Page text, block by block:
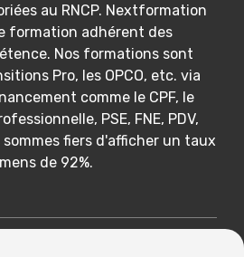
au RNCP. Nextformation
formation adhérent des
Nos formations sont
Pro, les OPCO, etc. via
comme le CPF, le
PSE, FNE, PDV,
sommes fiers d'afficher un taux
de 92%.